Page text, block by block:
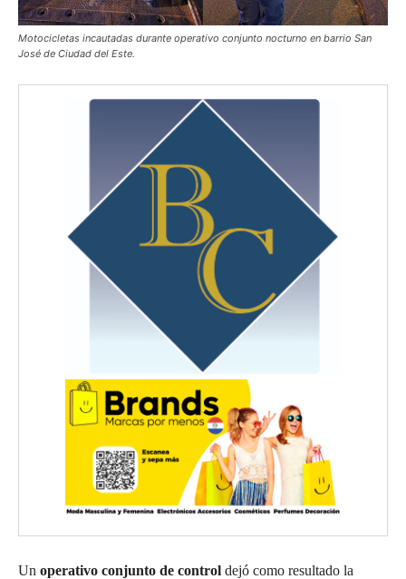
Motocicletas incautadas durante operativo conjunto nocturno en barrio San
José de Ciudad del Este.
Un operativo conjunto de control dejó como resultado la